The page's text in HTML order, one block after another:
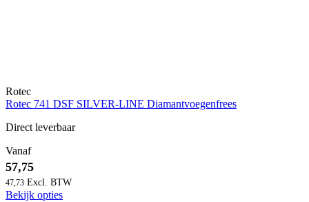
Rotec
Rotec 741 DSF SILVER-LINE Diamantvoegenfrees
Direct leverbaar
Vanaf
57,75
47,73
Bekijk opties